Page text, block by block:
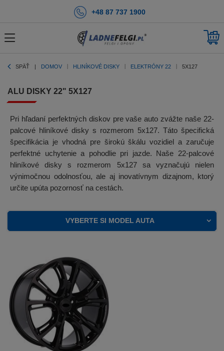
+48 87 737 1900
SPÄŤ DOMOV HLINÍKOVÉ DISKY ELEKTRÓNY 22 5X127
ALU DISKY 22" 5X127
Pri hľadaní perfektných diskov pre vaše auto zvážte naše 22-
palcové hliníkové disky s rozmerom 5x127. Táto špecifická
špecifikácia je vhodná pre širokú škálu vozidiel a zaručuje
perfektné uchytenie a pohodlie pri jazde. Naše 22-palcové
hliníkové disky s rozmerom 5x127 sa vyznačujú nielen
výnimočnou odolnosťou, ale aj inovatívnym dizajnom, ktorý
určite upúta pozornosť na cestách.
VYBERTE SI MODEL AUTA